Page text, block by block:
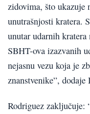
zidovima, što ukazuje
unutrašnjosti kratera.
unutar udarnih
SBHT-ova izazvanih
nejasnu vezu koja je
znanstvenike”, dodaje
Rodriguez zaključuje: